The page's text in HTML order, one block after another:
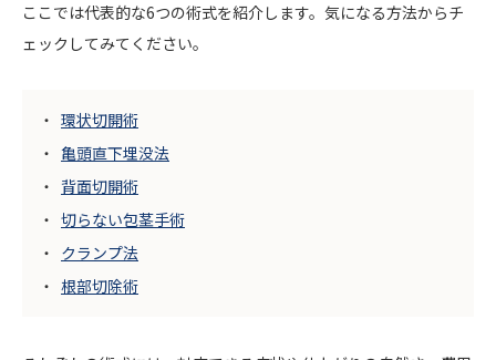
ここでは代表的な6つの術式を紹介します。気になる方法からチ
ェックしてみてください。
環状切開術
亀頭直下埋没法
背面切開術
切らない包茎手術
クランプ法
根部切除術